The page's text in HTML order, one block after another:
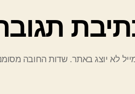
לא יוצג באתר. שדות החובה